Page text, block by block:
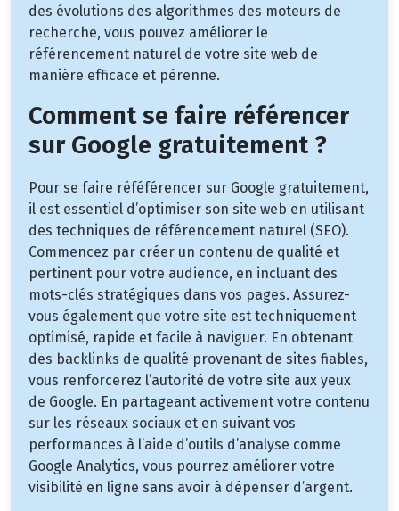
des évolutions des algorithmes des moteurs de
recherche, vous pouvez améliorer le
référencement naturel de votre site web de
manière efficace et pérenne.
Comment se faire référencer
sur Google gratuitement ?
Pour se faire réféférencer sur Google gratuitement,
il est essentiel d’optimiser son site web en utilisant
des techniques de référencement naturel (SEO).
Commencez par créer un contenu de qualité et
pertinent pour votre audience, en incluant des
mots-clés stratégiques dans vos pages. Assurez-
vous également que votre site est techniquement
optimisé, rapide et facile à naviguer. En obtenant
des backlinks de qualité provenant de sites fiables,
vous renforcerez l’autorité de votre site aux yeux
de Google. En partageant activement votre contenu
sur les réseaux sociaux et en suivant vos
performances à l’aide d’outils d’analyse comme
Google Analytics, vous pourrez améliorer votre
visibilité en ligne sans avoir à dépenser d’argent.